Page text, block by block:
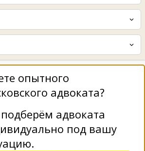
опытного
адвоката?
адвоката
под вашу